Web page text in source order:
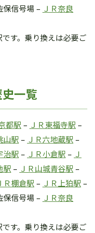
保信号場 – ＪＲ奈良
す。乗り換えは必要ご
一覧
都駅 – ＪＲ東福寺駅 –
山駅 – ＪＲ六地蔵駅 –
治駅 – ＪＲ小倉駅 – Ｊ
駅 – ＪＲ山城青谷駅 –
Ｒ棚倉駅 – ＪＲ上狛駅 –
保信号場 – ＪＲ奈良
す。乗り換えは必要ご